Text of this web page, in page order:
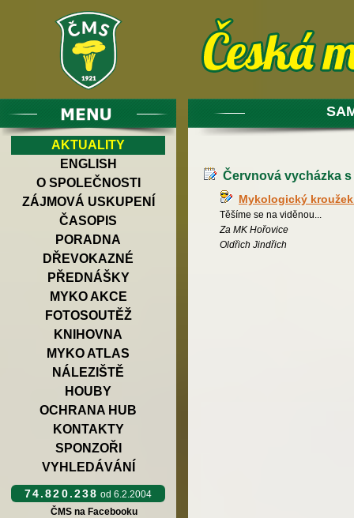
AKTUALITY
ENGLISH
O SPOLEČNOSTI
ZÁJMOVÁ USKUPENÍ
ČASOPIS
PORADNA
DŘEVOKAZNÉ
PŘEDNÁŠKY
MYKO AKCE
FOTOSOUTĚŽ
KNIHOVNA
MYKO ATLAS
NÁLEZIŠTĚ
HOUBY
OCHRANA HUB
KONTAKTY
SPONZOŘI
VYHLEDÁVÁNÍ
74.820.238 od 6.2.2004
ČMS na Facebooku
Červnová vycházka
Mykologický
Těšíme se na viděnou...
Za MK Hořovice
Oldřich Jindřich